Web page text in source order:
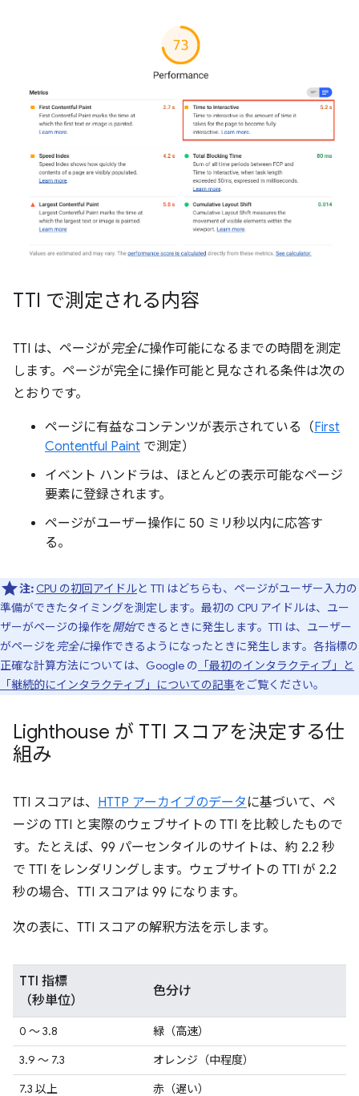
TTI で測定される内容
TTI は、ページが完全に操作可能になるまでの時間を測定
します。ページが完全に操作可能と見なされる条件は次の
とおりです。
ページに有益なコンテンツが表示されている（First
Contentful Paint で測定）
イベント ハンドラは、ほとんどの表示可能なページ
要素に登録されます。
ページがユーザー操作に 50 ミリ秒以内に応答す
る。
注: CPU の初回アイドルと TTI はどちらも、ページがユーザー入力の
準備ができたタイミングを測定します。最初の CPU アイドルは、ユー
ザーがページの操作を開始できるときに発生します。TTI は、ユーザー
がページを完全に操作できるようになったときに発生します。各指標の
正確な計算方法については、Google の
「最初のインタラクティブ」と
「継続的にインタラクティブ」についての記事をご覧ください。
Lighthouse が TTI スコアを決定する仕
組み
TTI スコアは、 HTTP アーカイブのデータ に基づいて、ペ
ージの TTI と実際のウェブサイトの TTI を比較したもので
す。たとえば、99 パーセンタイルのサイトは、約 2.2 秒
で TTI をレンダリングします。ウェブサイトの TTI が 2.2
秒の場合、TTI スコアは 99 になります。
次の表に、TTI スコアの解釈方法を示します。
TTI 指標
（秒単位）
色分け
0 ～ 3.8
緑（高速）
3.9 ～ 7.3
オレンジ（中程度）
7.3 以上
赤（遅い）